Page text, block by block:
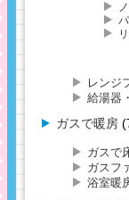
レンジ
給湯器
ガスで暖房
ガスで
ガスフ
浴室暖